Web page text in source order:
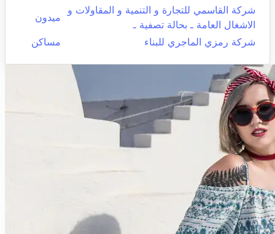
شركة القاسمي للتجارة و التنمية و المقاولات و
الاشغال العامة ـ بحالة تصفية ـ
ميدون
شركة رمزي الماجري للبناء مساكن